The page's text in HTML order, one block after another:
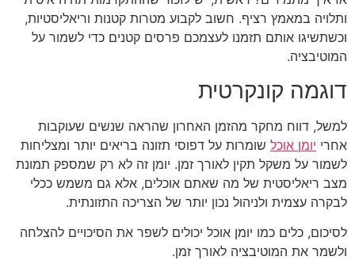
ותלויה במאמץ רציף. חשוב לקבוע מטרות קטנות וריאליסטיות,
וכשתשיגו אותם תזמנו לעצמכם פרסים קטנים כדי לשמור על
המוטיבציה.
דוגמה קונקרטית
למשל, דווח מחקר מהזמן האחרון שהראה שנשים שעוקבות
אחרי יומן אוכל שומרות על דפוסי תזונה בריאים יותר ומצליחות
לשמור על משקל תקין לאורך זמן. יומן זה לא רק שמספק תמונת
מצב ריאליסטית של מה שאתם אוכלים, אלא גם משמש ככלי
לבקרה עצמית ולניהול נכון יותר של הצריכה התזונתית.
לסיכום, כלים כמו יומן אוכל יכולים לשפר את הסיכויים להצלחה
ולשמר את המוטיבציה לאורך זמן.